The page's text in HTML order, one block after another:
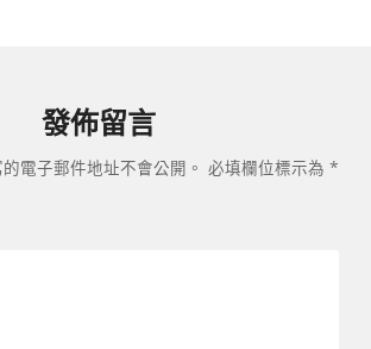
發佈留言
電子郵件地址不會公開。 必填欄位標示為 *